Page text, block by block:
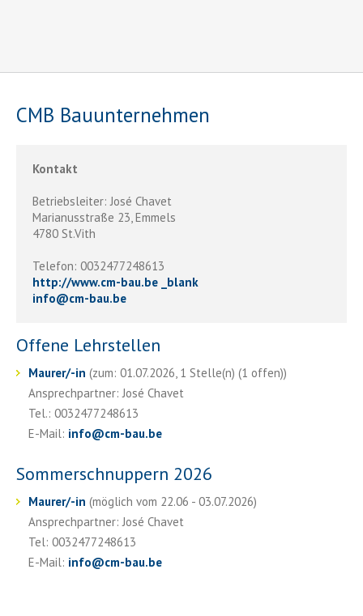
CMB Bauunternehmen
Kontakt
Betriebsleiter: José Chavet
Marianusstraße 23, Emmels
4780 St.Vith
Telefon: 0032477248613
http://www.cm-bau.be _blank
info@cm-bau.be
Offene Lehrstellen
Maurer/-in (zum: 01.07.2026, 1 Stelle(n) (1 offen))
Ansprechpartner: José Chavet
Tel.: 0032477248613
E-Mail: info@cm-bau.be
Sommerschnuppern 2026
Maurer/-in (möglich vom 22.06 - 03.07.2026)
Ansprechpartner: José Chavet
Tel: 0032477248613
E-Mail: info@cm-bau.be